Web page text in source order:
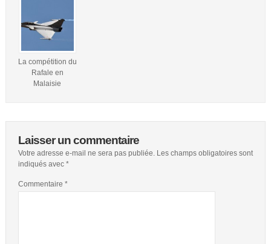
La compétition du
Rafale en
Malaisie
Laisser un commentaire
Votre adresse e-mail ne sera pas publiée. Les champs obligatoires sont
indiqués avec *
Commentaire *